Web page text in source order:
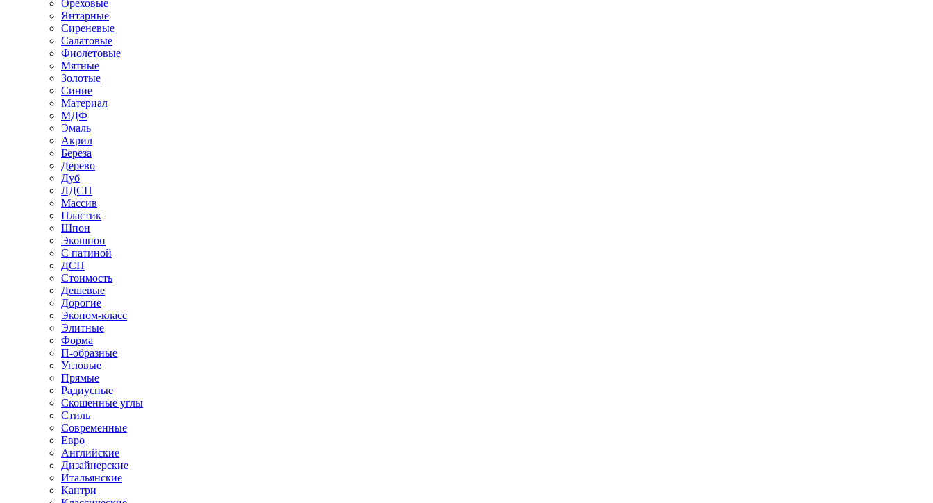
Ореховые
Янтарные
Сиреневые
Салатовые
Фиолетовые
Мятные
Золотые
Синие
Материал
МДФ
Эмаль
Акрил
Береза
Дерево
Дуб
ЛДСП
Массив
Пластик
Шпон
Экошпон
С патиной
ДСП
Стоимость
Дешевые
Дорогие
Эконом-класс
Элитные
Форма
П-образные
Угловые
Прямые
Радиусные
Скошенные углы
Стиль
Современные
Евро
Английские
Дизайнерские
Итальянские
Кантри